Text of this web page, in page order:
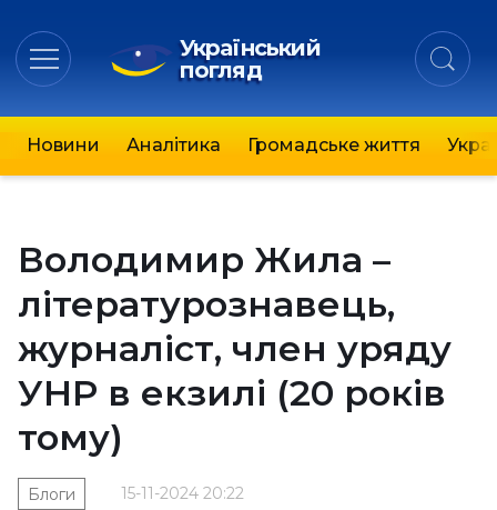
Український
погляд
Новини Аналітика Громадське життя
Володимир Жила –
літературознавець,
журналіст, член уряду
УНР в екзилі (20 років
тому)
15-11-2024 20:22
Блоги